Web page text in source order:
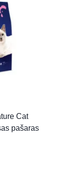
Cat
pašaras